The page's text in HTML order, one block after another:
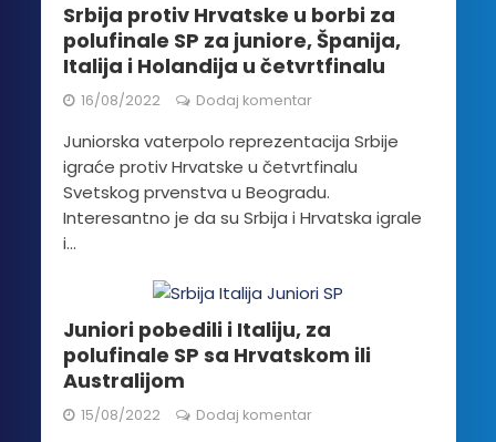
Srbija protiv Hrvatske u borbi za
polufinale SP za juniore, Španija,
Italija i Holandija u četvrtfinalu
16/08/2022 Dodaj komentar
Juniorska vaterpolo reprezentacija Srbije
igraće protiv Hrvatske u četvrtfinalu
Svetskog prvenstva u Beogradu.
Interesantno je da su Srbija i Hrvatska igrale
i...
Juniori pobedili i Italiju, za
polufinale SP sa Hrvatskom ili
Australijom
15/08/2022 Dodaj komentar